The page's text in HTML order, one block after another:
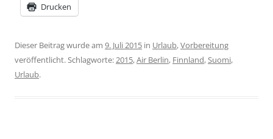
Drucken
Dieser Beitrag wurde am 9. Juli 2015 in Urlaub,Vorbereitung
veröffentlicht. Schlagworte:2015,Air Berlin, Finnland,Suomi,
Urlaub.